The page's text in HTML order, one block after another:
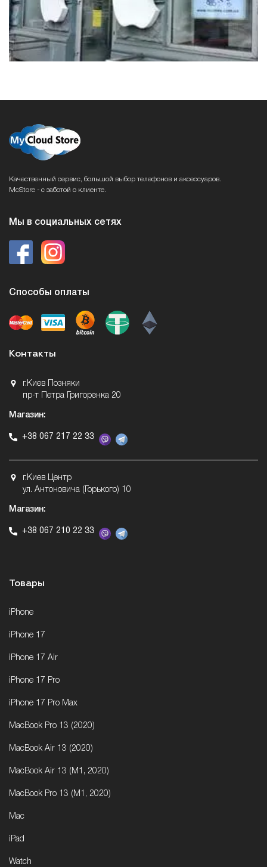
Качественный сервис, большой выбор телефонов и аксессуаров.
McStore - с заботой о клиенте.
Мы в социальных сетях
Способы оплаты
Контакты
г.Киев Позняки
пр-т Петра Григоренка 20
Магазин:
+38 067 217 22 33
г.Киев Центр
ул. Антоновича (Горького) 10
Магазин:
+38 067 210 22 33
Товары
iPhone
iPhone 17
iPhone 17 Air
iPhone 17 Pro
iPhone 17 Pro Max
MacBook Pro 13 (2020)
MacBook Air 13 (2020)
MacBook Air 13 (M1, 2020)
MacBook Pro 13 (M1, 2020)
Mac
iPad
Watch